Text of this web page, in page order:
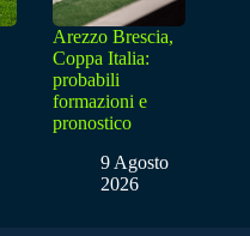
Arezzo Brescia,
Coppa Italia:
probabili
formazioni e
pronostico
9 Agosto
2026